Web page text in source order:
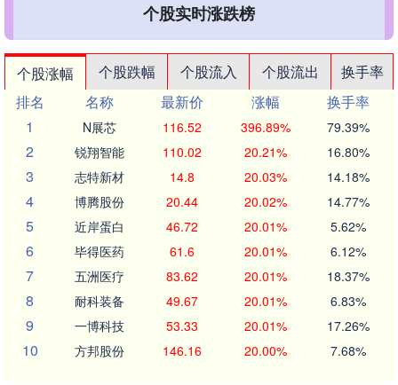
个股实时涨跌榜
个股涨幅 个股跌幅 个股流入 个股流出
换手率
排名
名称 最新价 涨幅
换手率
1
N展芯 116.52 396.89% 79.39%
2 锐翔智能 110.02 20.21% 16.80%
3 志特新材 14.8 20.03% 14.18%
4 博腾股份 20.44 20.02% 14.77%
5 近岸蛋白 46.72 20.01% 5.62%
6 毕得医药 61.6 20.01% 6.12%
7 五洲医疗 83.62 20.01% 18.37%
8 耐科装备 49.67 20.01% 6.83%
9 一博科技 53.33 20.01% 17.26%
10 方邦股份 146.16 20.00% 7.68%